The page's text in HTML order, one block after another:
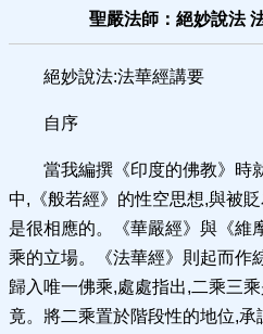
聖嚴法師：絕妙說法
絕妙說法:法華經講要
自序
當我編撰《印度的佛教》時
中,《般若經》的性空思想,與被
是很相應的。《華嚴經》與《維
乘的立場。《法華經》則起而作
歸入唯一佛乘,處處指出,二乘三
竟。將二乘置於階段性的地位,